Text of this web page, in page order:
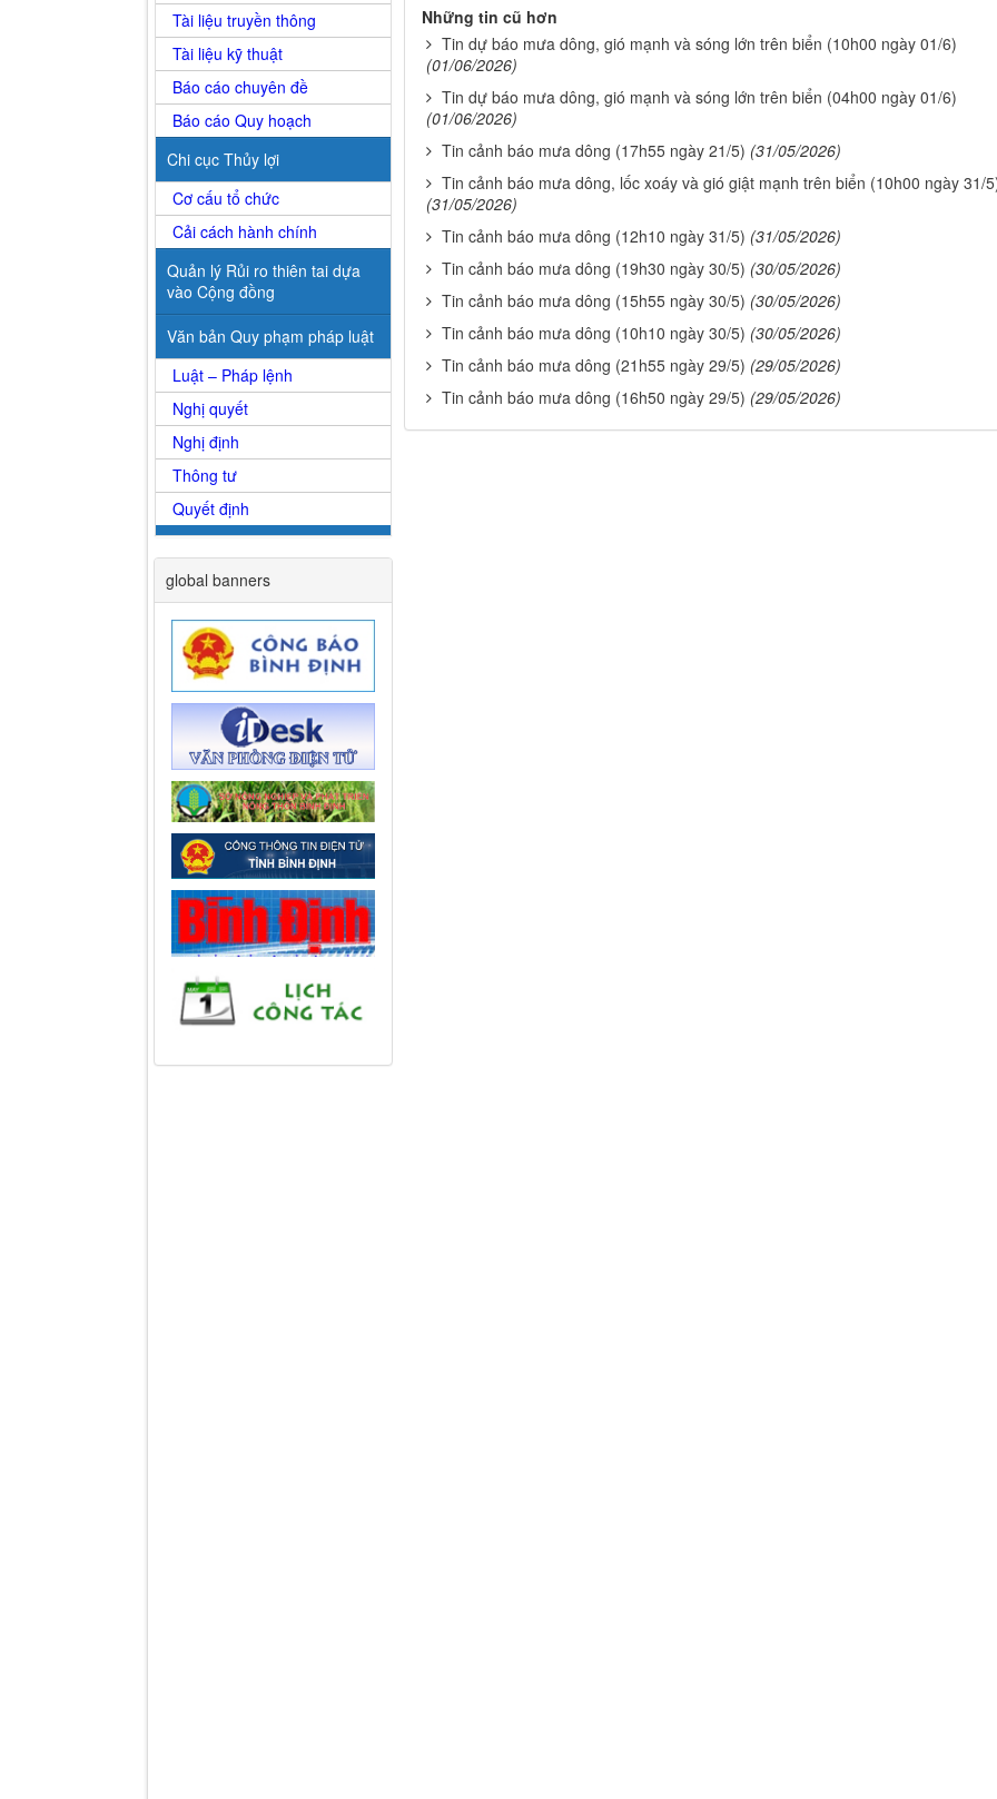
Những tin cũ hơn
Tin dự báo mưa dông, gió mạnh và sóng lớn trên biển (10h00 ngày 01/6)
(01/06/2026)
Tin dự báo mưa dông, gió mạnh và sóng lớn trên biển (04h00 ngày 01/6)
(01/06/2026)
Tin cảnh báo mưa dông (17h55 ngày 21/5) (31/05/2026)
Tin cảnh báo mưa dông, lốc xoáy và gió giật mạnh trên biển (10h00 ngày 31/
(31/05/2026)
Tin cảnh báo mưa dông (12h10 ngày 31/5) (31/05/2026)
Tin cảnh báo mưa dông (19h30 ngày 30/5) (30/05/2026)
Tin cảnh báo mưa dông (15h55 ngày 30/5) (30/05/2026)
Tin cảnh báo mưa dông (10h10 ngày 30/5) (30/05/2026)
Tin cảnh báo mưa dông (21h55 ngày 29/5) (29/05/2026)
Tin cảnh báo mưa dông (16h50 ngày 29/5) (29/05/2026)
Tài liệu truyền thông
Tài liệu kỹ thuật
Báo cáo chuyên đề
Báo cáo Quy hoạch
Chi cục Thủy lợi
Cơ cấu tổ chức
Cải cách hành chính
Quản lý Rủi ro thiên tai dựa
vào Cộng đồng
Văn bản Quy phạm pháp luật
Luật – Pháp lệnh
Nghị quyết
Nghị định
Thông tư
Quyết định
global banners